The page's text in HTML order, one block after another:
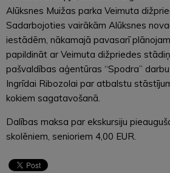
Alūksnes Muižas parka Veimuta
Sadarbojoties vairākām Alūksnes
iestādēm, nākamajā pavasarī
papildināt ar Veimuta dižpriedes
pašvaldības aģentūras “Spodra”
Ingrīdai Ribozolai par atbalstu
kokiem sagatavošanā.
Dalības maksa par ekskursiju
skolēniem, senioriem 4,00 EUR.